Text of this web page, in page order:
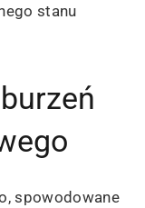
stanu
spowodowane